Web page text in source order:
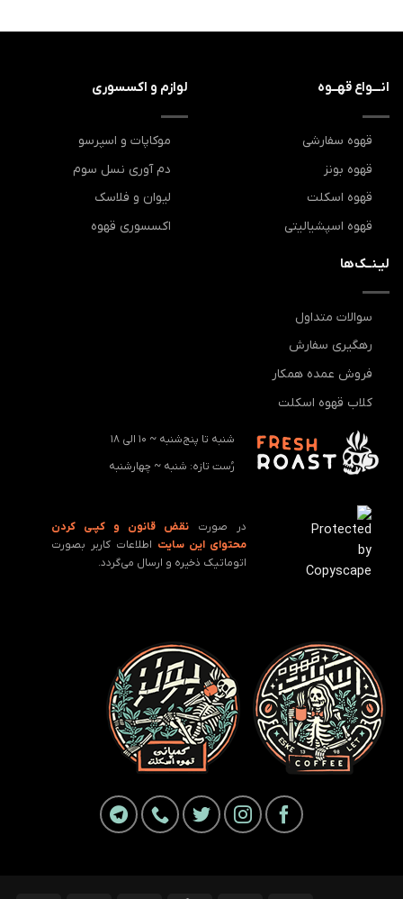
انـــواع قهــوه
قهوه سفارشی
قهوه بونز
قهوه اسکلت
قهوه اسپشیالیتی
لوازم و اکسسوری
موکاپات و اسپرسو
دم آوری نسل سوم
لیوان و فلاسک
اکسسوری قهوه
لیـنــک‌ها
سوالات متداول
رهگیری سفارش
فروش عمده همکار
کلاب قهوه اسکلت
شنبه تا پنج‌شنبه ~ 10 الی 18
رُست تازه: ‌شنبه ~ چهارشنبه
در صورت
نقض قانون و کپـی کردن
محتوای این سایت اطلاعات کاربر بصورت
اتوماتیک ذخیره و ارسال می‌گردد.